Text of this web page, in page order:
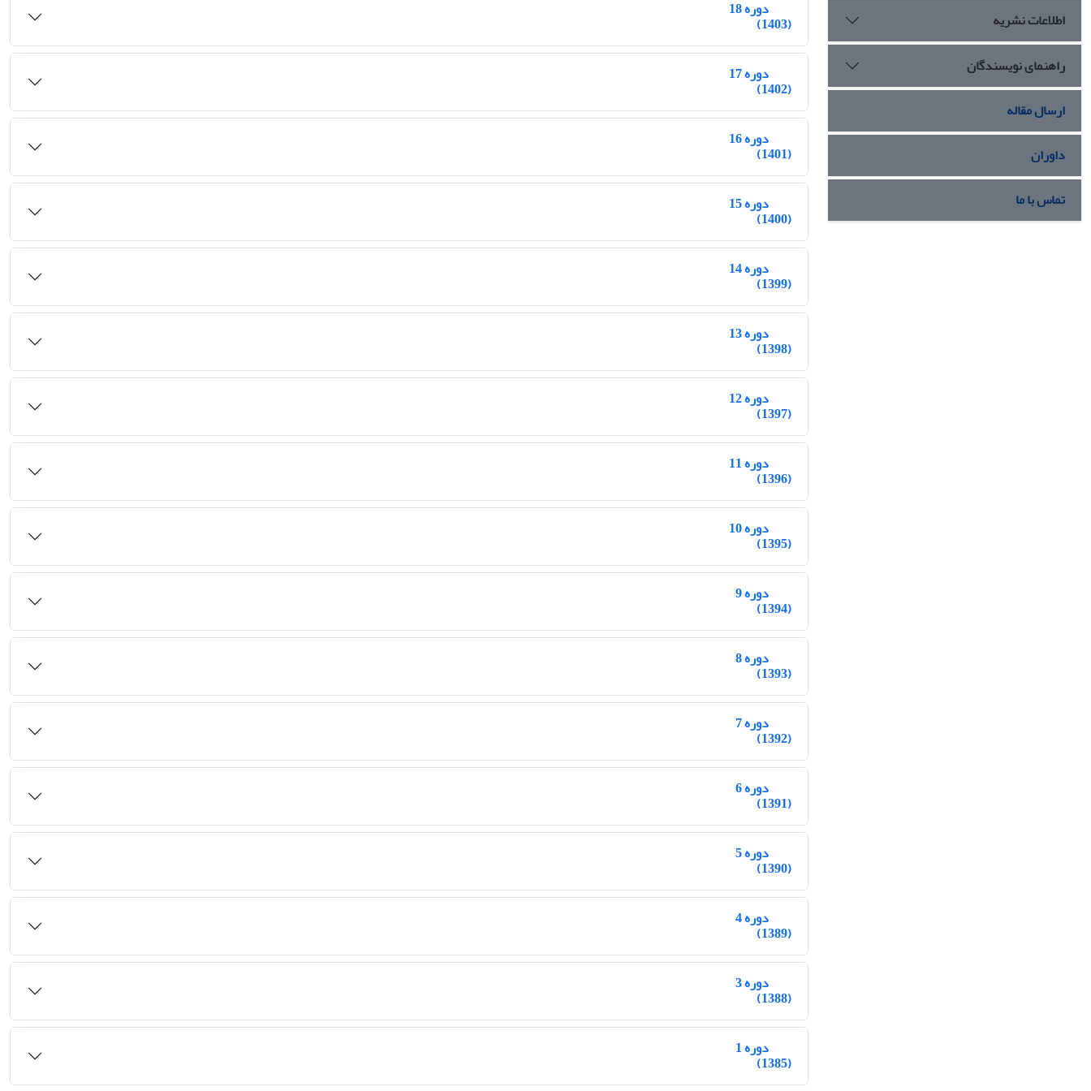
اطلاعات نشریه
راهنمای نویسندگان
ارسال مقاله
داوران
تماس با ما
دوره 18
(1403)
دوره 17
(1402)
دوره 16
(1401)
دوره 15
(1400)
دوره 14
(1399)
دوره 13
(1398)
دوره 12
(1397)
دوره 11
(1396)
دوره 10
(1395)
دوره 9
(1394)
دوره 8
(1393)
دوره 7
(1392)
دوره 6
(1391)
دوره 5
(1390)
دوره 4
(1389)
دوره 3
(1388)
دوره 1
(1385)